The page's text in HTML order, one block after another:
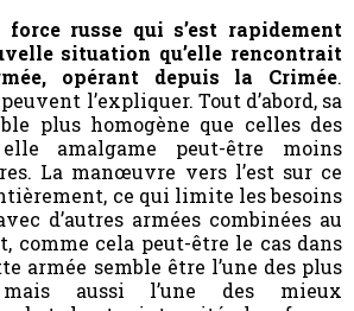
russe qui s’est rapidement
situation qu’elle rencontrait
opérant depuis la Crimée.
l’expliquer. Tout d’abord, sa
plus homogène que celles des
amalgame peut-être moins
La manœuvre vers l’est sur ce
ce qui limite les besoins
d’autres armées combinées au
comme cela peut-être le cas dans
armée semble être l’une des plus
mais aussi l’une des mieux